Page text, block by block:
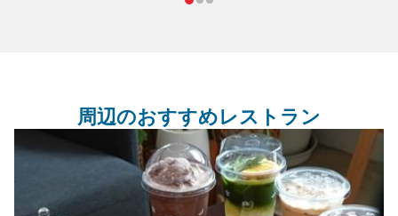
周辺のおすすめレストラン